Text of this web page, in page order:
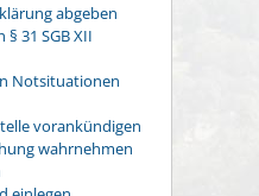
abgeben
31 SGB XII
Notsituationen
vorankündigen
wahrnehmen